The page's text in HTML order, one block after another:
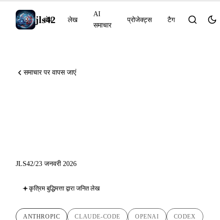
jls42
होम लेख
AI
समाचार
प्रोजेक्ट्स टैग
समाचार पर वापस जाएं
JLS42/23 जनवरी 2026
कृत्रिम बुद्धिमत्ता द्वारा जनित लेख
ANTHROPIC CLAUDE-CODE OPENAI CODEX